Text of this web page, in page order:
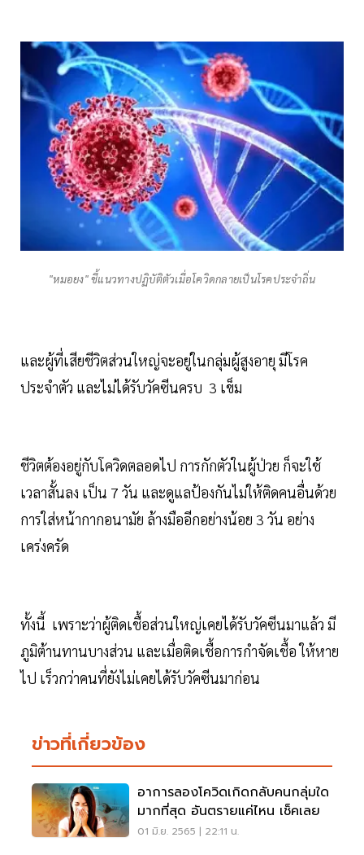
"หมอยง" ชี้แนวทางปฏิบัติตัวเมื่อโควิดกลายเป็นโรคประจำถิ่น
และผู้ที่เสียชีวิตส่วนใหญ่จะอยู่ในกลุ่มผู้สูงอายุ มีโรค
ประจำตัว และไม่ได้รับวัคซีนครบ 3 เข็ม
ชีวิตต้องอยู่กับโควิดตลอดไป การกักตัวในผู้ป่วย ก็จะใช้
เวลาสั้นลง เป็น 7 วัน และดูแลป้องกันไม่ให้ติดคนอื่นด้วย
การใส่หน้ากากอนามัย ล้างมืออีกอย่างน้อย 3 วัน อย่าง
เคร่งครัด
ทั้งนี้ เพราะว่าผู้ติดเชื้อส่วนใหญ่เคยได้รับวัคซีนมาแล้ว มี
ภูมิต้านทานบางส่วน และเมื่อติดเชื้อการกำจัดเชื้อ ให้หาย
ไป เร็วกว่าคนที่ยังไม่เคยได้รับวัคซีนมาก่อน
ข่าวที่เกี่ยวข้อง
อาการลองโควิดเกิดกลับคนกลุ่มใด
มากที่สุด อันตรายแค่ไหน เช็คเลย
01 มิ.ย. 2565 | 22:11 น.